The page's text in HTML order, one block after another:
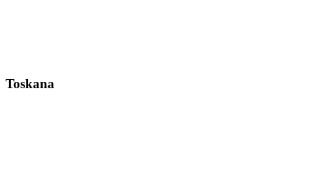
Toskana